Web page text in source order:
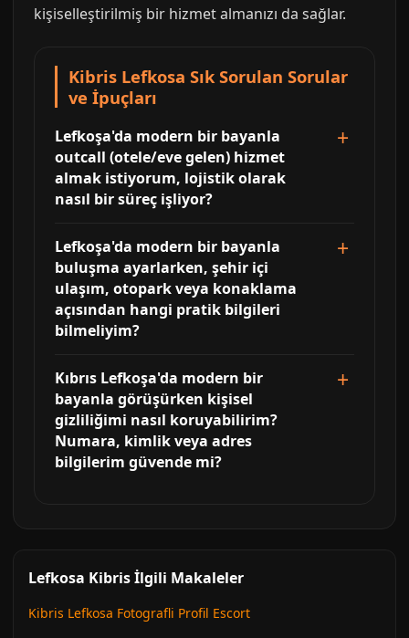
kişiselleştirilmiş bir hizmet almanızı da sağlar.
Kibris Lefkosa Sık Sorulan Sorular
ve İpuçları
Lefkoşa'da modern bir bayanla
outcall (otele/eve gelen) hizmet
almak istiyorum, lojistik olarak
nasıl bir süreç işliyor?
Lefkoşa'da modern bir bayanla
buluşma ayarlarken, şehir içi
ulaşım, otopark veya konaklama
açısından hangi pratik bilgileri
bilmeliyim?
Kıbrıs Lefkoşa'da modern bir
bayanla görüşürken kişisel
gizliliğimi nasıl koruyabilirim?
Numara, kimlik veya adres
bilgilerim güvende mi?
Lefkosa Kibris İlgili Makaleler
Kibris Lefkosa Fotografli Profil Escort